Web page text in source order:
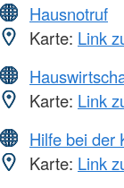
Hausnotruf
Karte: Link
Karte: Link
Hilfe bei der
Karte: Link